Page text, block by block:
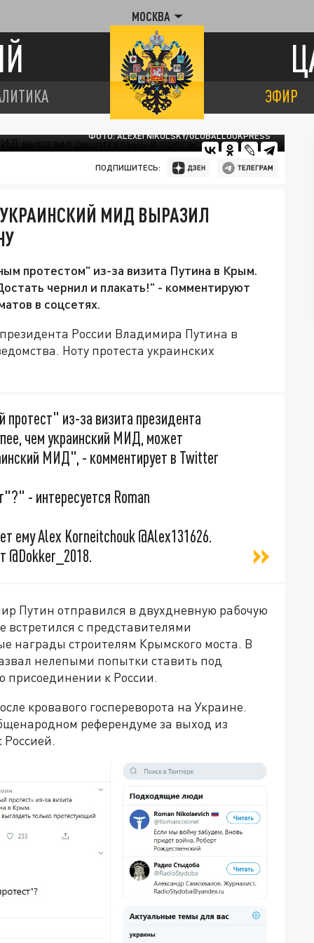
МОСКВА
ЭФИР
ФОТО: ALEXEI NIKOLSKY/GLOBALLOOKPRESS
ПОДПИШИТЕСЬ:
МИД ВЫРАЗИЛ
протестом" из-за визита Путина в Крым.
чернил и плакать!" - комментируют
в соцсетях.
России Владимира Путина в
Ноту протеста украинских
из-за визита президента
чем украинский МИД, может
МИД", - комментирует в Twitter
- интересуется Roman
ему Alex Korneitchouk @Alex131626.
@Dokker_2018.
Путин отправился в двухдневную рабочую
встретился с представителями
награды строителям Крымского моста. В
нелепыми попытки ставить под
присоединении к России.
кровавого госпереворота на Украине.
референдуме за выход из
Россией.